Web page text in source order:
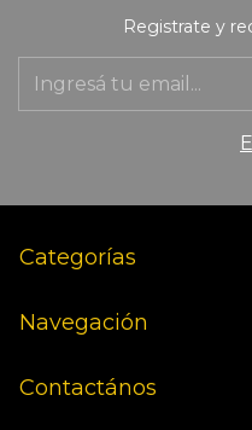
Registrate y
Categorías
Navegación
Contactános